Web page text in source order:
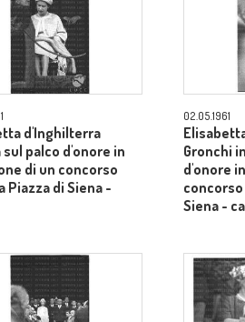
d'Inghilterra
palco d'onore in
di un concorso
Piazza di Siena -
02.05.1961
Gronchi
d'onore
Siena -